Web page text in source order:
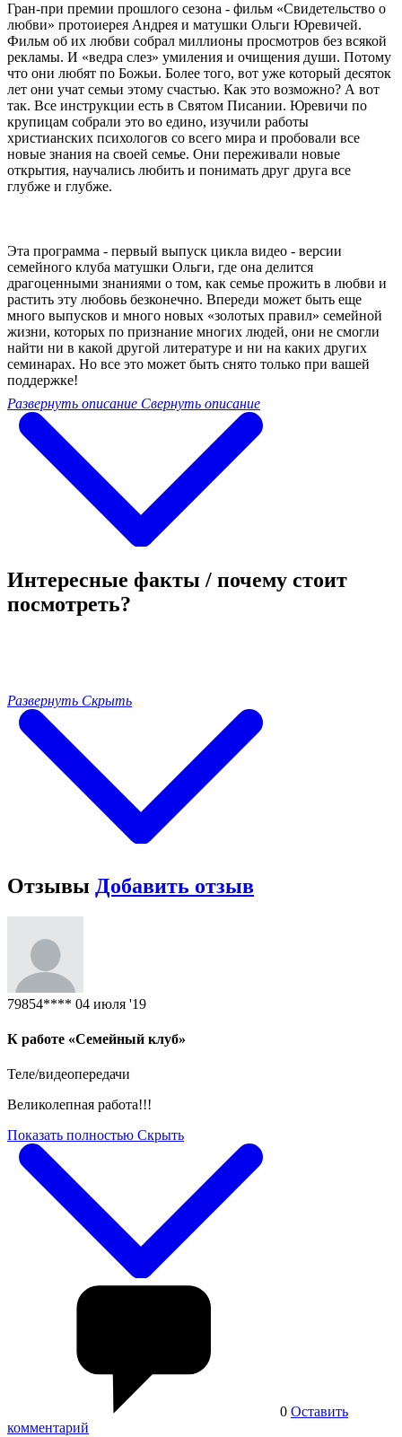
Гран-при премии прошлого сезона - фильм «Свидетельство о
любви» протоиерея Андрея и матушки Ольги Юревичей.
Фильм об их любви собрал миллионы просмотров без всякой
рекламы. И «ведра слез» умиления и очищения души. Потому
что они любят по Божьи. Более того, вот уже который десяток
лет они учат семьи этому счастью. Как это возможно? А вот
так. Все инструкции есть в Святом Писании. Юревичи по
крупицам собрали это во едино, изучили работы
христианских психологов со всего мира и пробовали все
новые знания на своей семье. Они переживали новые
открытия, научались любить и понимать друг друга все
глубже и глубже.
Эта программа - первый выпуск цикла видео - версии
семейного клуба матушки Ольги, где она делится
драгоценными знаниями о том, как семье прожить в любви и
растить эту любовь безконечно. Впереди может быть еще
много выпусков и много новых «золотых правил» семейной
жизни, которых по признание многих людей, они не смогли
найти ни в какой другой литературе и ни на каких других
семинарах. Но все это может быть снято только при вашей
поддержке!
Развернуть описание Свернуть описание
Интересные факты / почему стоит
посмотреть?
Развернуть Скрыть
Отзывы Добавить отзыв
79854**** 04 июля '19
К работе «Семейный клуб»
Теле/видеопередачи
Великолепная работа!!!
Показать полностью Скрыть
0 Оставить
комментарий